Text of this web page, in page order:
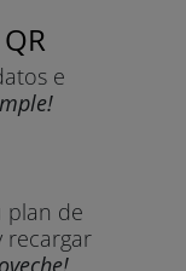
e
plan de
recargar